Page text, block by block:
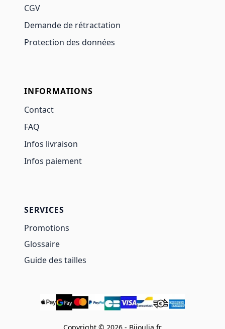
CGV
Demande de rétractation
Protection des données
INFORMATIONS
Contact
FAQ
Infos livraison
Infos paiement
SERVICES
Promotions
Glossaire
Guide des tailles
Copyright © 2026 - Bijoulia.fr